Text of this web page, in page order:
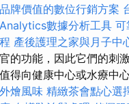
品牌價值的數位行銷方案
Analytics數據分析工具 可
程 產後護理之家與月子中
官的功能，因此它們的刺
值得向健康中心或水療中
外燴風味 精緻茶會點心選